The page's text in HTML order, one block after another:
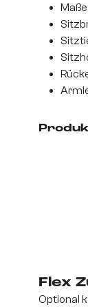
Flex
Optional